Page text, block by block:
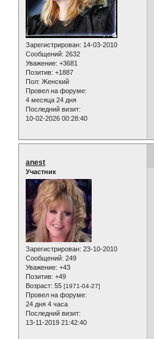
Зарегистрирован: 14-03-2010
Сообщений: 2632
Уважение: +3681
Позитив: +1887
Пол: Женский
Провел на форуме:
4 месяца 24 дня
Последний визит:
10-02-2026 00:28:40
anest
Участник
Зарегистрирован: 23-10-2010
Сообщений: 249
Уважение: +43
Позитив: +49
Возраст: 55 [1971-04-27]
Провел на форуме:
24 дня 4 часа
Последний визит:
13-11-2019 21:42:40